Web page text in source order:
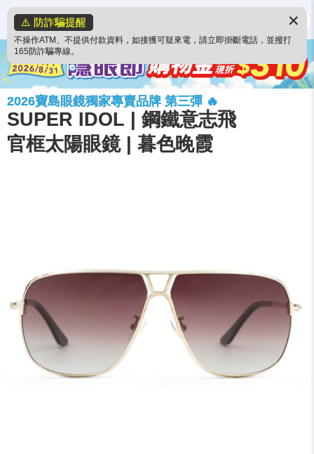
⚠️ 防詐騙提醒
不操作ATM、不提供付款資料，如接獲可疑來電，請立即掛斷電話，並撥打
165防詐騙專線。
✕
2026寶島眼鏡獨家專賣品牌 第三彈 🔥
SUPER IDOL | 鋼鐵意志飛
官框太陽眼鏡 | 暮色晚霞